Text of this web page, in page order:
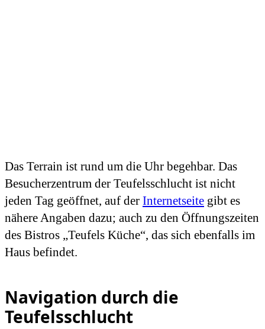
Das Terrain ist rund um die Uhr begehbar. Das
Besucherzentrum der Teufelsschlucht ist nicht
jeden Tag geöffnet, auf der Internetseite gibt es
nähere Angaben dazu; auch zu den Öffnungszeiten
des Bistros „Teufels Küche“, das sich ebenfalls im
Haus befindet.
Navigation durch die
Teufelsschlucht